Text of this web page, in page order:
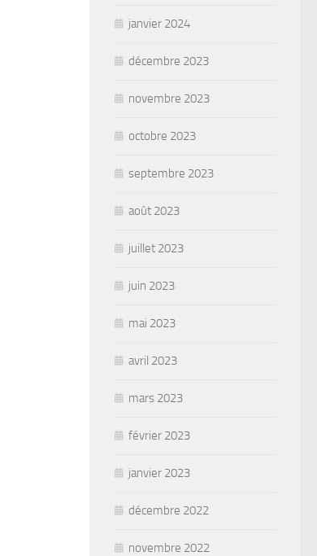
janvier 2024
décembre 2023
novembre 2023
octobre 2023
septembre 2023
août 2023
juillet 2023
juin 2023
mai 2023
avril 2023
mars 2023
février 2023
janvier 2023
décembre 2022
novembre 2022